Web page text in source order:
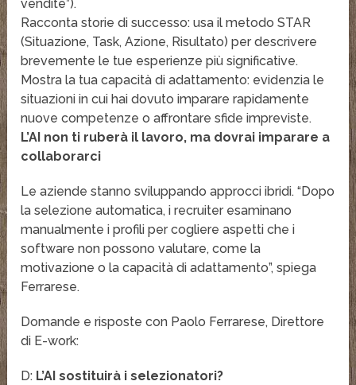
vendite”).
Racconta storie di successo: usa il metodo STAR
(Situazione, Task, Azione, Risultato) per descrivere
brevemente le tue esperienze più significative.
Mostra la tua capacità di adattamento: evidenzia le
situazioni in cui hai dovuto imparare rapidamente
nuove competenze o affrontare sfide impreviste.
L’AI non ti ruberà il lavoro, ma dovrai imparare a
collaborarci
Le aziende stanno sviluppando approcci ibridi. “Dopo
la selezione automatica, i recruiter esaminano
manualmente i profili per cogliere aspetti che i
software non possono valutare, come la
motivazione o la capacità di adattamento”, spiega
Ferrarese.
Domande e risposte con Paolo Ferrarese, Direttore
di E-work:
D: L’AI sostituirà i selezionatori?